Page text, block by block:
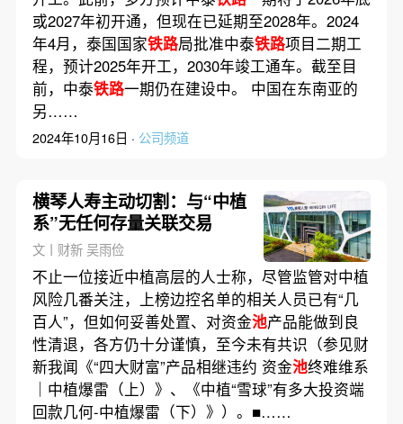
或2027年初开通，但现在已延期至2028年。2024
年4月，泰国国家铁路局批准中泰铁路项目二期工
程，预计2025年开工，2030年竣工通车。截至目
前，中泰铁路一期仍在建设中。 中国在东南亚的
另……
2024年10月16日 · 公司频道
横琴人寿主动切割：与“中植
系”无任何存量关联交易
文丨财新 吴雨俭
不止一位接近中植高层的人士称，尽管监管对中植
风险几番关注，上榜边控名单的相关人员已有“几
百人”，但如何妥善处置、对资金池产品能做到良
性清退，各方仍十分谨慎，至今未有共识（参见财
新我闻《“四大财富”产品相继违约 资金池终难维系
｜中植爆雷（上）》、《中植“雪球”有多大投资端
回款几何-中植爆雷（下）》）。■……